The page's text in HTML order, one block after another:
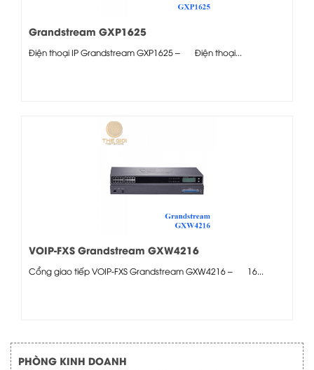
Grandstream GXP1625
Điện thoại IP Grandstream GXP1625 – Điện thoại...
VOIP-FXS Grandstream GXW4216
Cổng giao tiếp VOIP-FXS Grandstream GXW4216 – 16...
PHÒNG KINH DOANH